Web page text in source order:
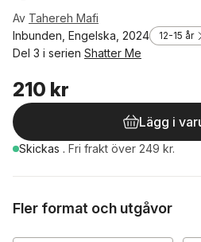
Av Tahereh Mafi
Inbunden, Engelska, 2024
12-15 år
Del 3 i serien Shatter Me
210 kr
Lägg i
Skickas . Fri frakt över 249 kr.
Fler format och utgåvor